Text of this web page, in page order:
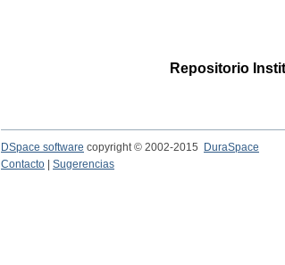
Repositorio
DSpace software copyright © 2002-2015 DuraSpace
Contacto
Sugerencias